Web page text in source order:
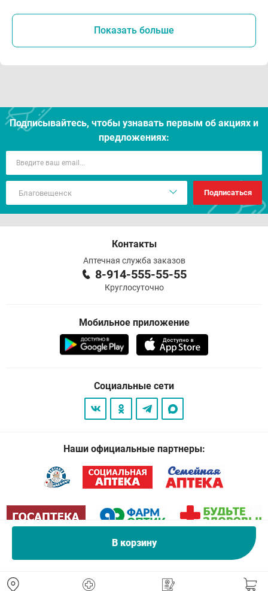
В корзину
Показать больше
Подписывайтесь, чтобы узнавать первым об акцияx и
предложениях:
Подписаться
Контакты
Аптечная служба заказов
8-914-555-55-55
Круглосуточно
Мобильное приложение
Социальные сети
Наши официальные партнеры: